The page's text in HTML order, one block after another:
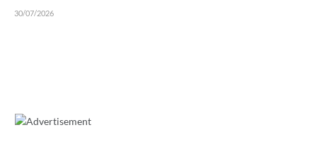
30/07/2026